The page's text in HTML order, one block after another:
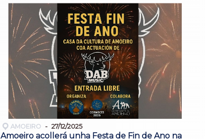
AMOEIRO 27/12/2025
Amoeiro acollerá unha Festa de Fin de Ano na